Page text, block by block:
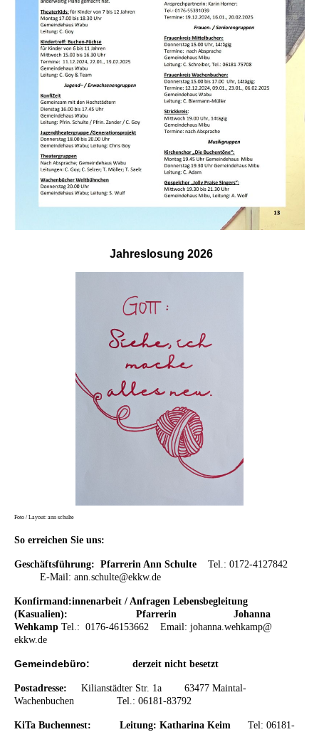
Jahreslosung 2026
Foto / Layout: ann schulte
So erreichen Sie uns:
Geschäftsführung: Pfarrerin Ann Schulte Tel.: 0172-4127842
E-Mail: ann.schulte@ekkw.de
Konfirmand:innenarbeit / Anfragen Lebensbegleitung
(Kasualien): Pfarrerin Johanna
Wehkamp Tel.: 0176-46153662 Email: johanna.wehkamp@
ekkw.de
Gemeindebüro: derzeit nicht besetzt
Postadresse: Kilianstädter Str. 1a 63477 Maintal-
Wachenbuchen Tel.: 06181-83792
KiTa Buchennest: Leitung: Katharina Keim Tel: 06181-